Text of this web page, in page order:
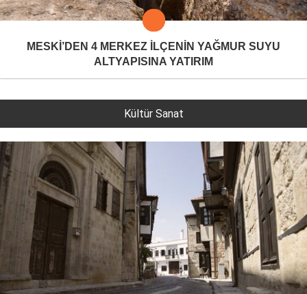
MESKİ’DEN 4 MERKEZ İLÇENİN YAĞMUR SUYU
ALTYAPISINA YATIRIM
Kültür Sanat